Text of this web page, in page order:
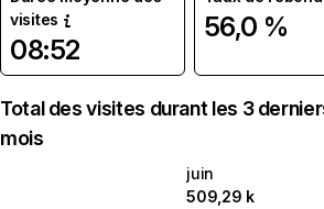
visites
08:52
56,0 %
Total des visites durant les 3
mois
juin
509,29 k